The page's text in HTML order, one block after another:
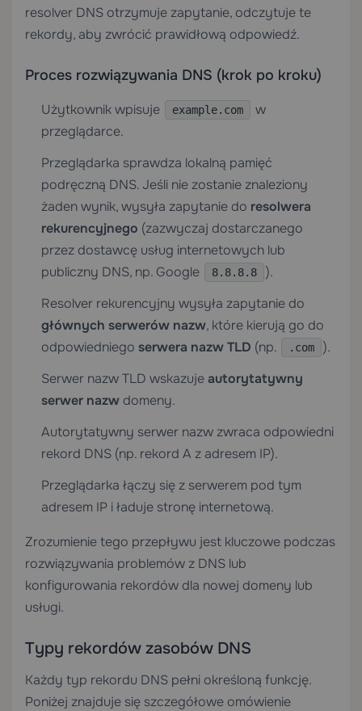
resolver DNS otrzymuje zapytanie, odczytuje te
rekordy, aby zwrócić prawidłową odpowiedź.
Proces rozwiązywania DNS (krok po kroku)
Użytkownik wpisuje example.com
w
przeglądarce.
Przeglądarka sprawdza lokalną pamięć
podręczną DNS. Jeśli nie zostanie znaleziony
żaden wynik, wysyła zapytanie do resolwera
rekurencyjnego (zazwyczaj dostarczanego
przez dostawcę usług internetowych lub
publiczny DNS, np. Google
8.8.8.8
).
Resolver rekurencyjny wysyła zapytanie do
głównych serwerów nazw, które kierują go do
odpowiedniego serwera nazw TLD (np. .com
).
Serwer nazw TLD wskazujeautorytatywny
serwer nazw domeny.
Autorytatywny serwer nazw zwraca odpowiedni
rekord DNS (np. rekord A z adresem IP).
Przeglądarka łączy się z serwerem pod tym
adresem IP i ładuje stronę internetową.
Zrozumienie tego przepływu jest kluczowe podczas
rozwiązywania problemów z DNS lub
konfigurowania rekordów dla nowej domeny lub
usługi.
Typy rekordów zasobów DNS
Każdy typ rekordu DNS pełni określoną funkcję.
Poniżej znajduje się szczegółowe omówienie